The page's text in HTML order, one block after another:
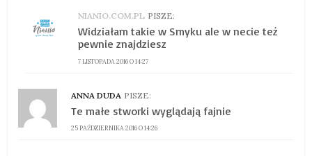
NIANIO.COM.PL PISZE:
7 LISTOPADA 2016 O 14:27
Widziałam takie w Smyku ale w necie też
pewnie znajdziesz
ANNA DUDA PISZE:
25 PAŹDZIERNIKA 2016 O 14:26
Te małe stworki wyglądają fajnie